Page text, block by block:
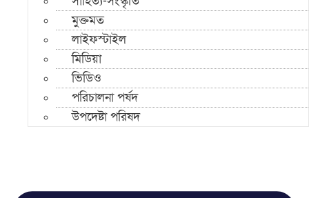
মুক্তমত
লাইফস্টাইল
মিডিয়া
ভিডিও
পরিচালনা পর্ষদ
উপদেষ্টা পরিষদ